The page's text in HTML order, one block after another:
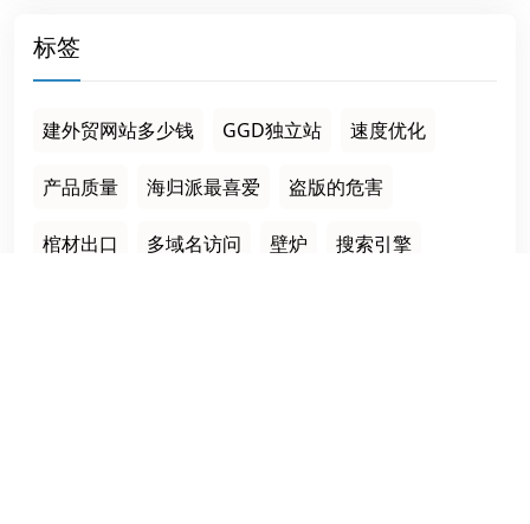
标签
建外贸网站多少钱 GGD独立站 速度优化
产品质量 海归派最喜爱 盗版的危害
棺材出口 多域名访问 壁炉 搜索引擎